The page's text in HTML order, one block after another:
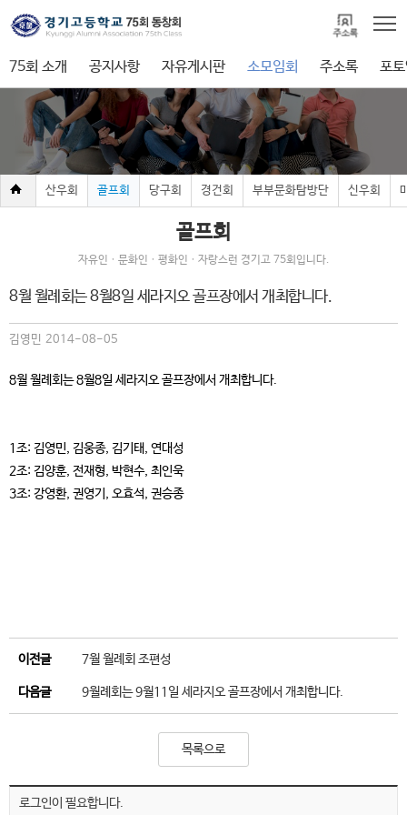
75회 소개 공지사항 자유게시판 소모임회 주소록 포
산우회 골프회 당구회 경건회 부부문화탐방단 신우회
골프회
자유인ㆍ문화인ㆍ평화인ㆍ자랑스런 경기고 75회입니다.
8월 월례회는 8월8일 세라지오 골프장에서 개최합니다.
김영민 2014-08-05
8월 월례회는 8월8일 세라지오 골프장에서 개최합니다.
1조: 김영민, 김웅종, 김기태, 연대성
2조: 김양훈, 전재형, 박현수, 최인욱
3조: 강영환, 권영기, 오효석, 권승종
이전글 7월 월례회 조편성
다음글 9월례회는 9월11일 세라지오 골프장에서 개최합니다.
목록으로
로그인이 필요합니다.